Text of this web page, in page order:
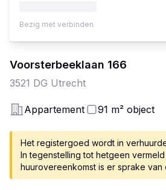
Voorsterbeeklaan 166
3521 DG Utrecht
Appartement 91 m² object
Het registergoed wordt in
In tegenstelling tot hetgeen
huurovereenkomst is er sprake van
Bezig met verbinden